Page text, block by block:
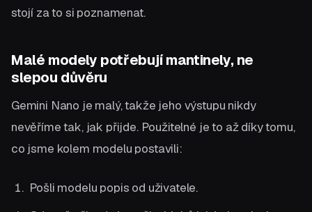
stojí za to si poznamenat.
Malé modely potřebují mantinely, ne
slepou důvěru
Gemini Nano je malý, takže jeho výstupu nikdy
nevěříme tak, jak přijde. Použitelné je to až díky tomu,
co jsme kolem modelu postavili:
Pošli modelu popis od uživatele.